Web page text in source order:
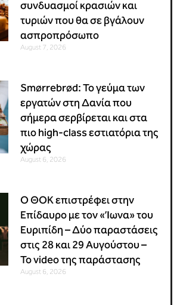
συνδυασμοί κρασιών και
τυριών που θα σε βγάλουν
ασπροπρόσωπο
August 7, 2026
Smørrebrød: Το γεύμα των
εργατών στη Δανία που
σήμερα σερβίρεται και στα
πιο high-class εστιατόρια της
χώρας
August 6, 2026
Ο ΘΟΚ επιστρέφει στην
Επίδαυρο με τον «Ίωνα» του
Ευριπίδη – Δύο παραστάσεις
στις 28 και 29 Αυγούστου –
Το video της παράστασης
August 6, 2026